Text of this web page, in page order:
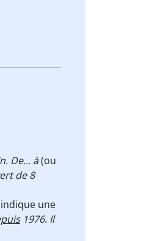
. De... à(ou
de 8
une
1976. Il